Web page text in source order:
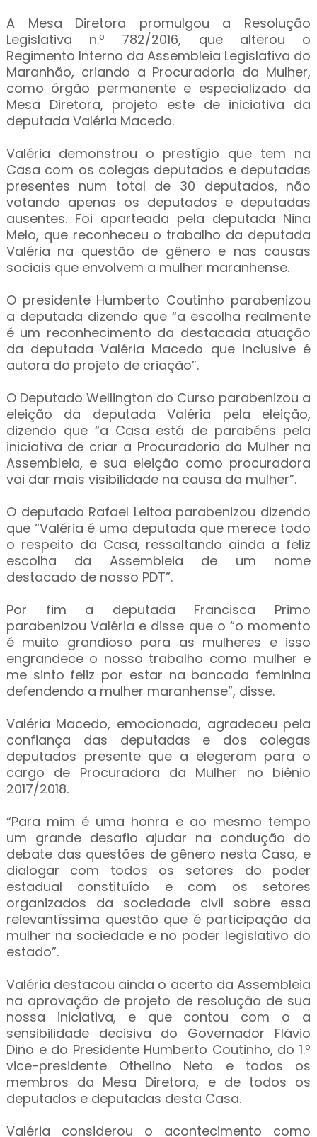
A Mesa Diretora promulgou a Resolução
Legislativa n.º 782/2016, que alterou o
Regimento Interno da Assembleia Legislativa do
Maranhão, criando a Procuradoria da Mulher,
como órgão permanente e especializado da
Mesa Diretora, projeto este de iniciativa da
deputada Valéria Macedo.
Valéria demonstrou o prestígio que tem na
Casa com os colegas deputados e deputadas
presentes num total de 30 deputados, não
votando apenas os deputados e deputadas
ausentes. Foi aparteada pela deputada Nina
Melo, que reconheceu o trabalho da deputada
Valéria na questão de gênero e nas causas
sociais que envolvem a mulher maranhense.
O presidente Humberto Coutinho parabenizou
a deputada dizendo que “a escolha realmente
é um reconhecimento da destacada atuação
da deputada Valéria Macedo que inclusive é
autora do projeto de criação”.
O Deputado Wellington do Curso parabenizou a
eleição da deputada Valéria pela eleição,
dizendo que “a Casa está de parabéns pela
iniciativa de criar a Procuradoria da Mulher na
Assembleia, e sua eleição como procuradora
vai dar mais visibilidade na causa da mulher”.
O deputado Rafael Leitoa parabenizou dizendo
que “Valéria é uma deputada que merece todo
o respeito da Casa, ressaltando ainda a feliz
escolha da Assembleia de um nome
destacado de nosso PDT”.
Por fim a deputada Francisca Primo
parabenizou Valéria e disse que o “o momento
é muito grandioso para as mulheres e isso
engrandece o nosso trabalho como mulher e
me sinto feliz por estar na bancada feminina
defendendo a mulher maranhense”, disse.
Valéria Macedo, emocionada, agradeceu pela
confiança das deputadas e dos colegas
deputados presente que a elegeram para o
cargo de Procuradora da Mulher no biênio
2017/2018.
“Para mim é uma honra e ao mesmo tempo
um grande desafio ajudar na condução do
debate das questões de gênero nesta Casa, e
dialogar com todos os setores do poder
estadual constituído e com os setores
organizados da sociedade civil sobre essa
relevantíssima questão que é participação da
mulher na sociedade e no poder legislativo do
estado”.
Valéria destacou ainda o acerto da Assembleia
na aprovação de projeto de resolução de sua
nossa iniciativa, e que contou com o a
sensibilidade decisiva do Governador Flávio
Dino e do Presidente Humberto Coutinho, do 1.º
vice-presidente Othelino Neto e todos os
membros da Mesa Diretora, e de todos os
deputados e deputadas desta Casa.
Valéria considerou o acontecimento como